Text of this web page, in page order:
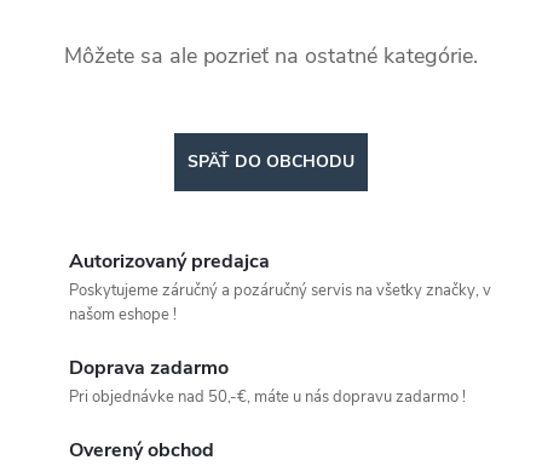
Môžete sa ale pozrieť na ostatné kategórie.
SPÄŤ DO OBCHODU
Autorizovaný predajca
Poskytujeme záručný a pozáručný servis na všetky značky, v
našom eshope !
Doprava zadarmo
Pri objednávke nad 50,-€, máte u nás dopravu zadarmo !
Overený obchod